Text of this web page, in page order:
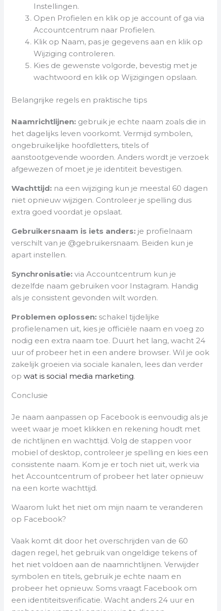
Instellingen.
Open Profielen en klik op je account of ga via
Accountcentrum naar Profielen.
Klik op Naam, pas je gegevens aan en klik op
Wijziging controleren.
Kies de gewenste volgorde, bevestig met je
wachtwoord en klik op Wijzigingen opslaan.
Belangrijke regels en praktische tips
Naamrichtlijnen: gebruik je echte naam zoals die in
het dagelijks leven voorkomt. Vermijd symbolen,
ongebruikelijke hoofdletters, titels of
aanstootgevende woorden. Anders wordt je verzoek
afgewezen of moet je je identiteit bevestigen.
Wachttijd: na een wijziging kun je meestal 60 dagen
niet opnieuw wijzigen. Controleer je spelling dus
extra goed voordat je opslaat.
Gebruikersnaam is iets anders: je profielnaam
verschilt van je @gebruikersnaam. Beiden kun je
apart instellen.
Synchronisatie: via Accountcentrum kun je
dezelfde naam gebruiken voor Instagram. Handig
als je consistent gevonden wilt worden.
Problemen oplossen: schakel tijdelijke
profielenamen uit, kies je officiële naam en voeg zo
nodig een extra naam toe. Duurt het lang, wacht 24
uur of probeer het in een andere browser. Wil je ook
zakelijk groeien via sociale kanalen, lees dan verder
opwat is social media marketing.
Conclusie
Je naam aanpassen op Facebook is eenvoudig als je
weet waar je moet klikken en rekening houdt met
de richtlijnen en wachttijd. Volg de stappen voor
mobiel of desktop, controleer je spelling en kies een
consistente naam. Kom je er toch niet uit, werk via
het Accountcentrum of probeer het later opnieuw
na een korte wachttijd.
Waarom lukt het niet om mijn naam te veranderen
op Facebook?
Vaak komt dit door het overschrijden van de 60
dagen regel, het gebruik van ongeldige tekens of
het niet voldoen aan de naamrichtlijnen. Verwijder
symbolen en titels, gebruik je echte naam en
probeer het opnieuw. Soms vraagt Facebook om
een identiteitsverificatie. Wacht anders 24 uur en